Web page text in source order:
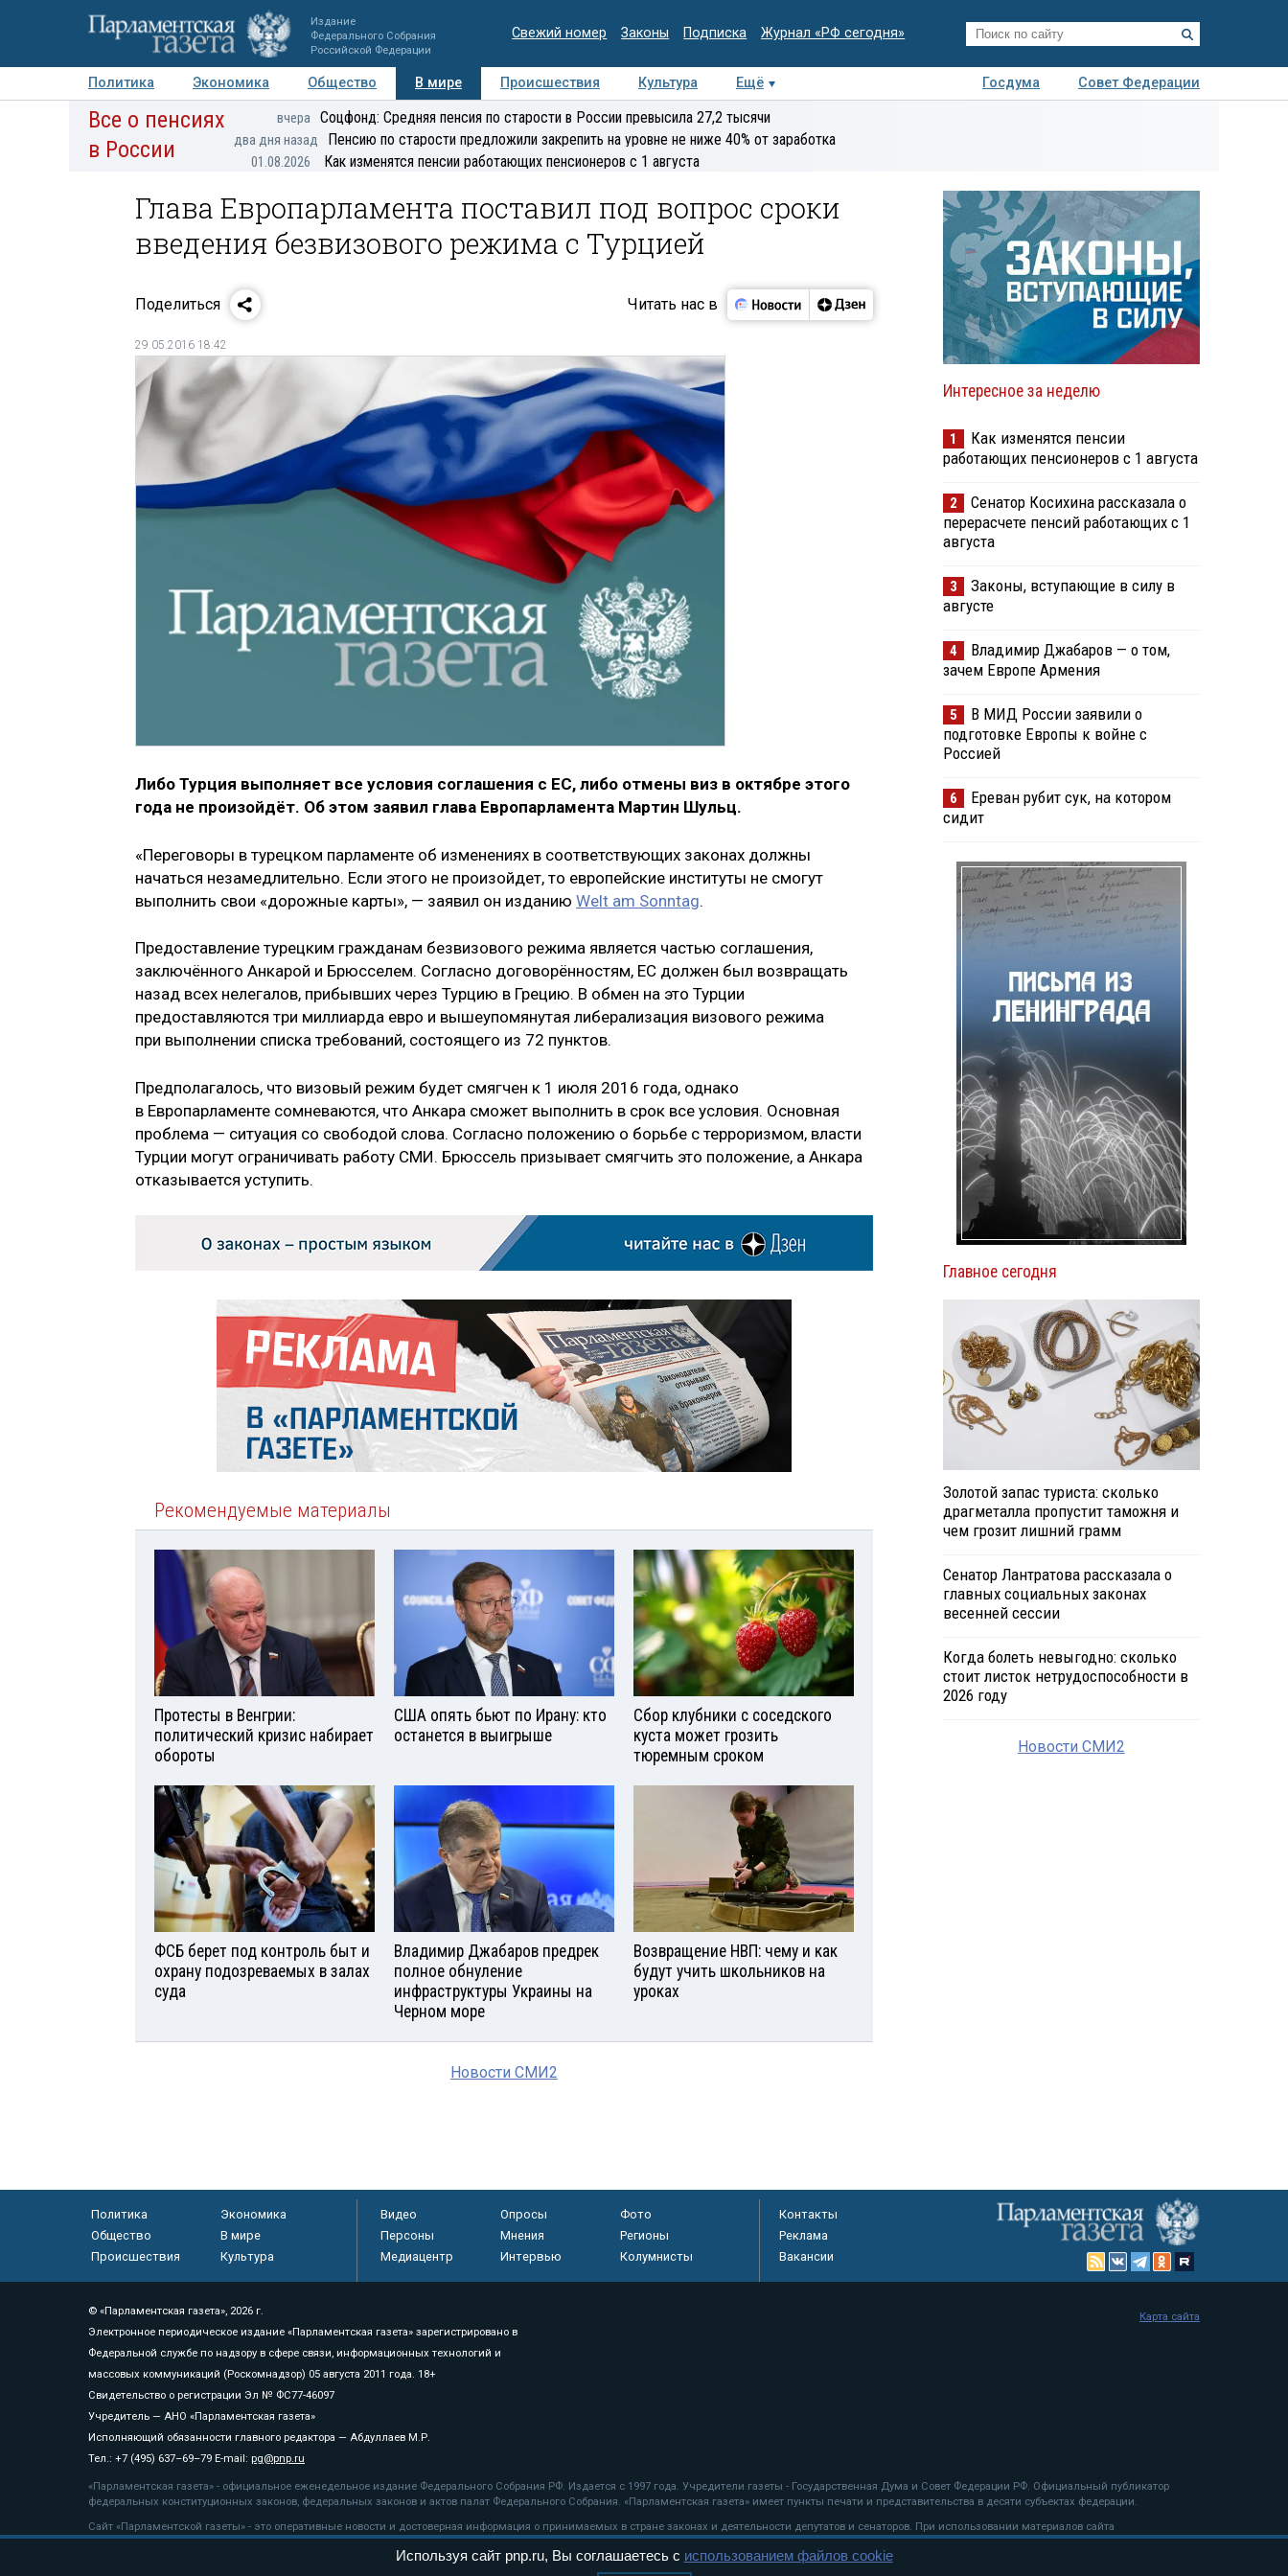
Издание
Федерального Собрания
Российской Федерации
Свежий номер Законы Подписка Журнал «РФ сегодня»
Политика Экономика Общество В мире Происшествия Культура Ещё Госдума
Совет Федерации
Авторы Персоны Мнения Регионы Медиацентр Интервью Колумнисты
экспертиза
Все о пенсиях
в России
вчера Соцфонд: Средняя пенсия по старости в России превысила 27,2 тысячи
два дня назад Пенсию по старости предложили закрепить на уровне не ниже 40% от заработка
01.08.2026 Как изменятся пенсии работающих пенсионеров с 1 августа
Глава Европарламента поставил под вопрос сроки
введения безвизового режима с Турцией
Поделиться Читать нас в
29.05.2016 18:42
Либо Турция выполняет все условия соглашения с ЕС, либо отмены виз в октябре этого
года не произойдёт. Об этом заявил глава Европарламента Мартин Шульц.
«Переговоры в турецком парламенте об изменениях в соответствующих законах должны
начаться незамедлительно. Если этого не произойдет, то европейские институты не смогут
выполнить свои «дорожные карты», — заявил он изданию Welt am Sonntag.
Предоставление турецким гражданам безвизового режима является частью соглашения,
заключённого Анкарой и Брюсселем. Согласно договорённостям, ЕС должен был возвращать
назад всех нелегалов, прибывших через Турцию в Грецию. В обмен на это Турции
предоставляются три миллиарда евро и вышеупомянутая либерализация визового режима
при выполнении списка требований, состоящего из 72 пунктов.
Предполагалось, что визовый режим будет смягчен к 1 июля 2016 года, однако
в Европарламенте сомневаются, что Анкара сможет выполнить в срок все условия. Основная
проблема — ситуация со свободой слова. Согласно положению о борьбе с терроризмом, власти
Турции могут ограничивать работу СМИ. Брюссель призывает смягчить это положение, а Анкара
отказывается уступить.
Рекомендуемые материалы
Протесты в Венгрии:
политический кризис набирает
обороты
США опять бьют по Ирану: кто
останется в выигрыше
Сбор клубники с соседского
куста может грозить
тюремным сроком
ФСБ берет под контроль быт и
охрану подозреваемых в залах
суда
Владимир Джабаров предрек
полное обнуление
инфраструктуры Украины на
Черном море
Возвращение НВП: чему и как
будут учить школьников на
уроках
Новости СМИ2
Интересное за неделю
1
Как изменятся пенсии
работающих пенсионеров с 1 августа
2
Сенатор Косихина рассказала о
перерасчете пенсий работающих с 1
августа
3
Законы, вступающие в силу в
августе
4
Владимир Джабаров — о том,
зачем Европе Армения
5
В МИД России заявили о
подготовке Европы к войне с
Россией
6
Ереван рубит сук, на котором
сидит
Главное сегодня
Золотой запас туриста: сколько
драгметалла пропустит таможня и
чем грозит лишний грамм
Сенатор Лантратова рассказала о
главных социальных законах
весенней сессии
Когда болеть невыгодно: сколько
стоит листок нетрудоспособности в
2026 году
Новости СМИ2
Политика
Экономика
Общество
В мире
Происшествия
Культура
Видео Опросы
Фото
Персоны
Мнения
Регионы
Медиацентр
Интервью Колумнисты
Контакты
Реклама
Вакансии
© «Парламентская газета», 2026 г.
Электронное периодическое издание «Парламентская газета» зарегистрировано в
Федеральной службе по надзору в сфере связи, информационных технологий и
массовых коммуникаций (Роскомнадзор) 05 августа 2011 года. 18+
Свидетельство о регистрации Эл № ФС77-46097
Учредитель — АНО «Парламентская газета»
Исполняющий обязанности главного редактора — Абдуллаев М.Р.
Тел.: +7 (495) 637–69–79 E-mail: pg@pnp.ru
«Парламентская газета» - официальное еженедельное издание Федерального Собрания РФ. Издается с 1997 года. Учредители газеты - Государственная Дума и Совет Федерации РФ. Официальный публикатор
федеральных конституционных законов, федеральных законов и актов палат Федерального Собрания. «Парламентская газета» имеет пункты печати и представительства в десяти субъектах федерации.
Сайт «Парламентской газеты» - это оперативные новости и достоверная информация о принимаемых в стране законах и деятельности депутатов и сенаторов. При использовании материалов сайта
«Парламентской газеты» активная ссылка на pnp.ru обязательна.
рекомендательные технологии
Карта сайта
Используя сайт pnp.ru, Вы соглашаетесь с использованием файлов cookie